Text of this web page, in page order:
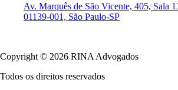
Av. Marquês de São Vicente, 405, Sala
01139-001, São Paulo-SP
Copyright © 2026 RINA Advogados
Todos os direitos reservados